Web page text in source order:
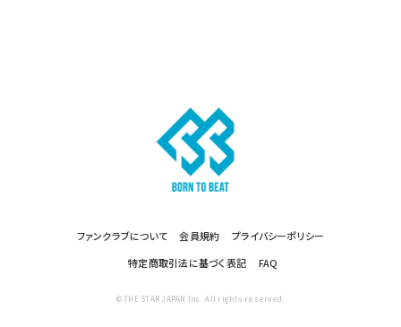
ファンクラブについて 会員規約
プライバシーポリシー
特定商取引法に基づく表記
FAQ
© THE STAR JAPAN Inc. All rights reserved.